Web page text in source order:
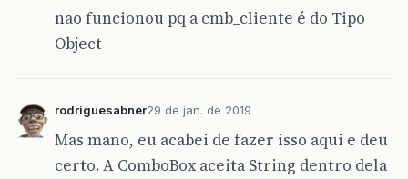
nao funcionou pq a cmb_cliente é do Tipo
Object
rodriguesabner29 de jan. de 2019
Mas mano, eu acabei de fazer isso aqui e deu
certo. A ComboBox aceita String dentro dela